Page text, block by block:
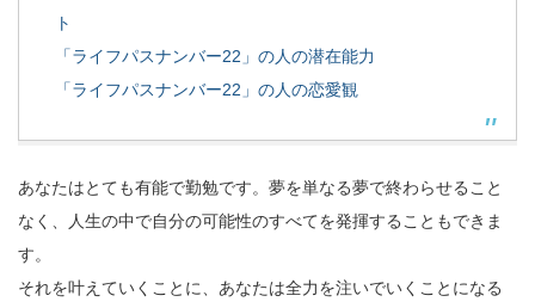
ト
「ライフパスナンバー22」の人の潜在能力
「ライフパスナンバー22」の人の恋愛観
あなたはとても有能で勤勉です。夢を単なる夢で終わらせること
なく、人生の中で自分の可能性のすべてを発揮することもできま
す。
それを叶えていくことに、あなたは全力を注いでいくことになる